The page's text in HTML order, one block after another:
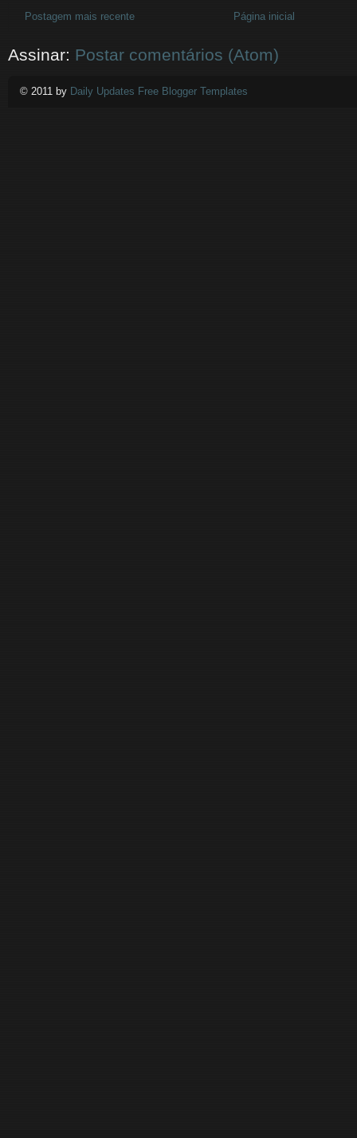
Postagem mais recente Página inicial
Assinar: Postar comentários (Atom)
© 2011 by Daily Updates Free Blogger Templates